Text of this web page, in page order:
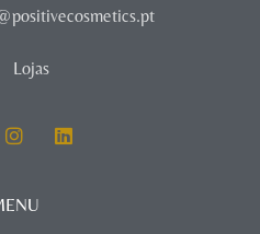
Lojas